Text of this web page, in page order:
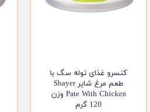
کنسرو غذای توله سگ با
طعم مرغ شایر Shayer
Pate With Chicken وزن
120 گرم